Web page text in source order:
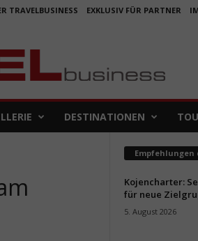
TRAVELBUSINESS EXKLUSIV FÜR PARTNER
DESTINATIONEN
Empfehlungen
Kojencharter:
für neue
5. August 2026